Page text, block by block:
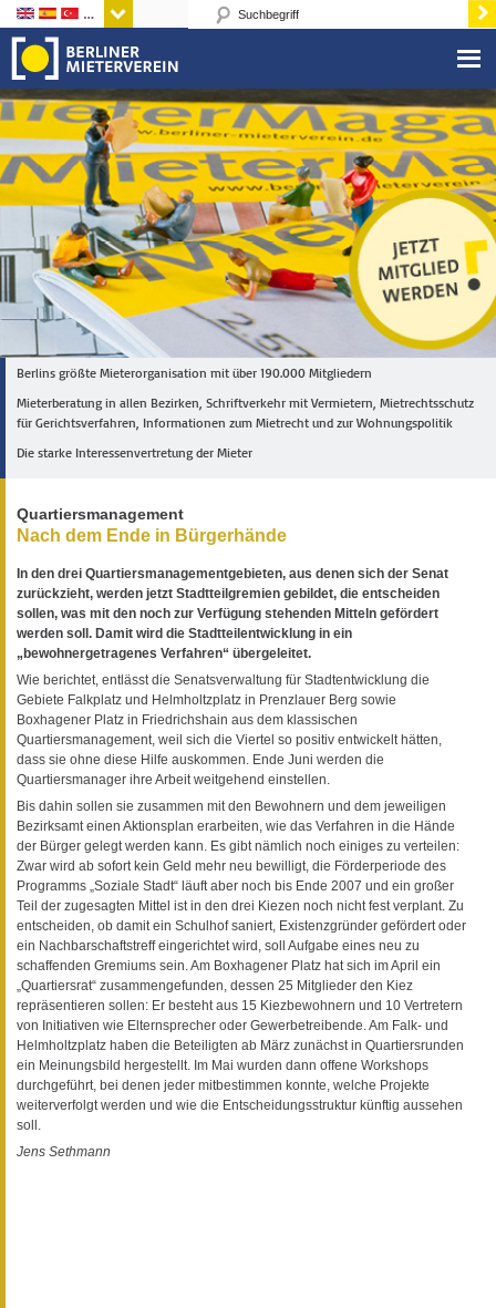
Sprachen
Berlins größte Mieterorganisation mit über 190.000 Mitgliedern
Mieterberatung in allen Bezirken, Schriftverkehr mit Vermietern, Mietrechtsschutz
für Gerichtsverfahren, Informationen zum Mietrecht und zur Wohnungspolitik
Die starke Interessenvertretung der Mieter
Quartiersmanagement
Nach dem Ende in Bürgerhände
In den drei Quartiersmanagementgebieten, aus denen sich der Senat
zurückzieht, werden jetzt Stadtteilgremien gebildet, die entscheiden
sollen, was mit den noch zur Verfügung stehenden Mitteln gefördert
werden soll. Damit wird die Stadtteilentwicklung in ein
„bewohnergetragenes Verfahren“ übergeleitet.
Wie berichtet, entlässt die Senatsverwaltung für Stadtentwicklung die
Gebiete Falkplatz und Helmholtzplatz in Prenzlauer Berg sowie
Boxhagener Platz in Friedrichshain aus dem klassischen
Quartiersmanagement, weil sich die Viertel so positiv entwickelt hätten,
dass sie ohne diese Hilfe auskommen. Ende Juni werden die
Quartiersmanager ihre Arbeit weitgehend einstellen.
Bis dahin sollen sie zusammen mit den Bewohnern und dem jeweiligen
Bezirksamt einen Aktionsplan erarbeiten, wie das Verfahren in die Hände
der Bürger gelegt werden kann. Es gibt nämlich noch einiges zu verteilen:
Zwar wird ab sofort kein Geld mehr neu bewilligt, die Förderperiode des
Programms „Soziale Stadt“ läuft aber noch bis Ende 2007 und ein großer
Teil der zugesagten Mittel ist in den drei Kiezen noch nicht fest verplant. Zu
entscheiden, ob damit ein Schulhof saniert, Existenzgründer gefördert oder
ein Nachbarschaftstreff eingerichtet wird, soll Aufgabe eines neu zu
schaffenden Gremiums sein. Am Boxhagener Platz hat sich im April ein
„Quartiersrat“ zusammengefunden, dessen 25 Mitglieder den Kiez
repräsentieren sollen: Er besteht aus 15 Kiezbewohnern und 10 Vertretern
von Initiativen wie Elternsprecher oder Gewerbetreibende. Am Falk- und
Helmholtzplatz haben die Beteiligten ab März zunächst in Quartiersrunden
ein Meinungsbild hergestellt. Im Mai wurden dann offene Workshops
durchgeführt, bei denen jeder mitbestimmen konnte, welche Projekte
weiterverfolgt werden und wie die Entscheidungsstruktur künftig aussehen
soll.
Jens Sethmann